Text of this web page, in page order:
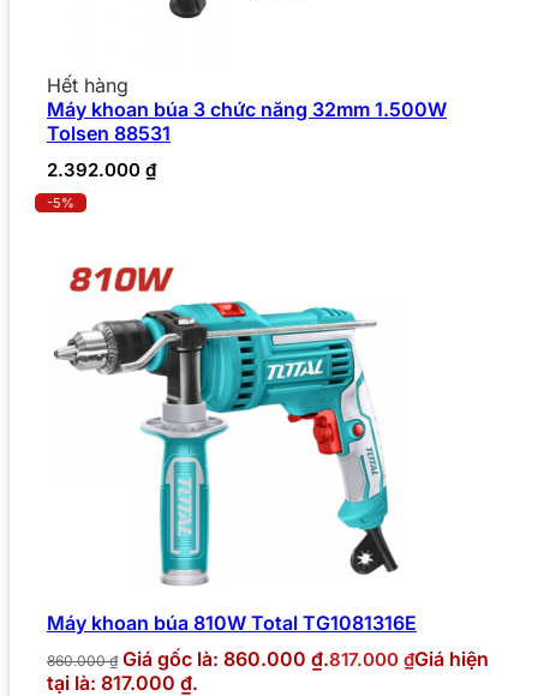
Hết hàng
Máy khoan búa 3 chức năng 32mm 1.500W
Tolsen 88531
2.392.000 ₫
-5%
Máy khoan búa 810W Total TG1081316E
860.000₫ Giá gốc là: 860.000 ₫.817.000 ₫Giá hiện
tại là: 817.000 ₫.